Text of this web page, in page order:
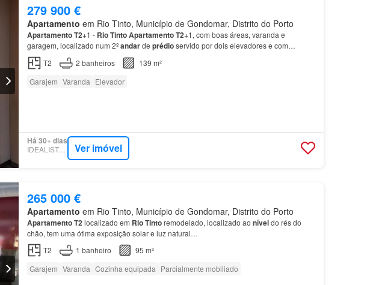
279 900 €
Apartamento em Rio Tinto, Município de Gondomar, Distrito do Porto
ApartamentoT2+1 - RioTintoApartamentoT2+1, com boas áreas, varanda e
garagem, localizado num 2ºandarde prédioservido por dois elevadores e com
acesso…
T2 2 banheiros
139 m²
Garajem Varanda Elevador
Há 30+ dias
IDEALISTA.PT Ver imóvel
265 000 €
Apartamento em Rio Tinto, Município de Gondomar, Distrito do Porto
ApartamentoT2localizado em RioTintoremodelado, localizado ao níveldo rés do
chão, tem uma ótima exposição solar e luz natural…
T2
1 banheiro
95 m²
Garajem Varanda Cozinha equipada Parcialmente mobiliado